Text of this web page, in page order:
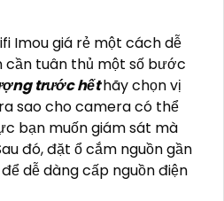
Imou giá rẻ một cách dễ
cần tuân thủ một số bước
trước hếthãy chọn vị
sao cho camera có thể
bạn muốn giám sát mà
đó, đặt ổ cắm nguồn gần
dễ dàng cấp nguồn điện